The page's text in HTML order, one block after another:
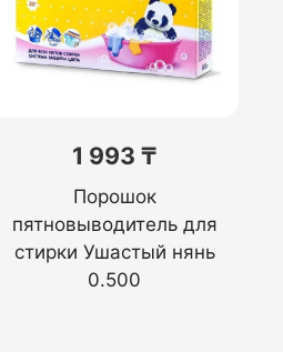
1 993 ₸
Порошок
пятновыводитель для
стирки Ушастый нянь
0.500